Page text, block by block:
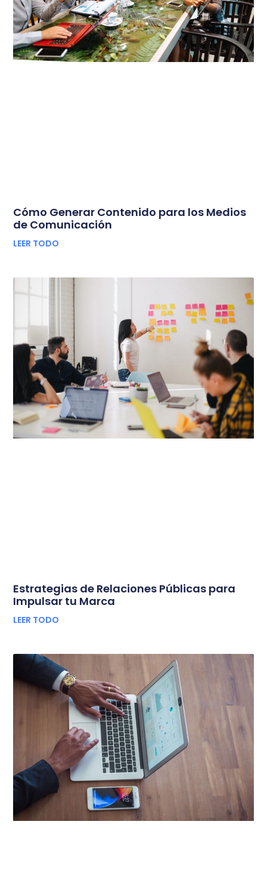
Cómo Generar Contenido para los Medios
de Comunicación
LEER TODO
Estrategias de Relaciones Públicas para
Impulsar tu Marca
LEER TODO